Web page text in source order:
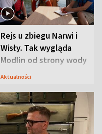
Rejs u zbiegu Narwi i
Wisły. Tak wygląda
Modlin od strony wody
Aktualności